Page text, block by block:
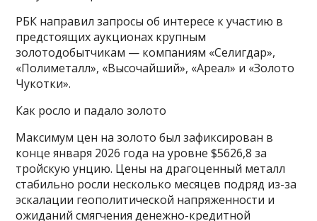
РБК направил запросы об интересе к участию в
предстоящих аукционах крупным
золотодобытчикам — компаниям «Селигдар»,
«Полиметалл», «Высочайший», «Ареал» и «Золото
Чукотки».
Как росло и падало золото
Максимум цен на золото был зафиксирован в
конце января 2026 года на уровне $5626,8 за
тройскую унцию. Цены на драгоценный металл
стабильно росли несколько месяцев подряд из-за
эскалации геополитической напряженности и
ожиданий смягчения денежно-кредитной